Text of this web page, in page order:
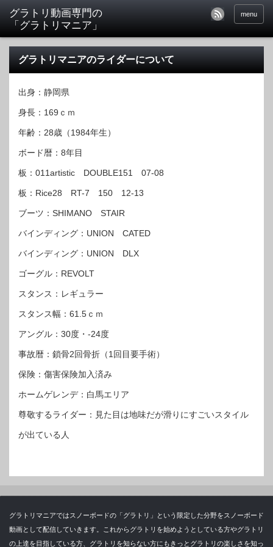
menu
グラトリマニアのライダーについて
出身：静岡県
身長：169ｃｍ
年齢：28歳（1984年生）
ボード暦：8年目
板：011artistic DOUBLE151 07-08
板：Rice28 RT-7 150 12-13
ブーツ：SHIMANO STAIR
バインディング：UNION CATED
バインディング：UNION DLX
ゴーグル：REVOLT
スタンス：レギュラー
スタンス幅：61.5ｃｍ
アングル：30度・-24度
事故暦：鎖骨2回骨折（1回目要手術）
保険：傷害保険加入済み
ホームゲレンデ：白馬エリア
尊敬するライダー：見た目は地味だが滑りにすごいスタイル
が出ている人
グラトリマニアではスノーボードの「グラトリ」という限定した分野をスノーボード
動画として配信していきます。これからグラトリを始めようとしている方やグラトリ
の上達を目指している方、グラトリを知らない方にもきっとグラトリの楽しさを知っ